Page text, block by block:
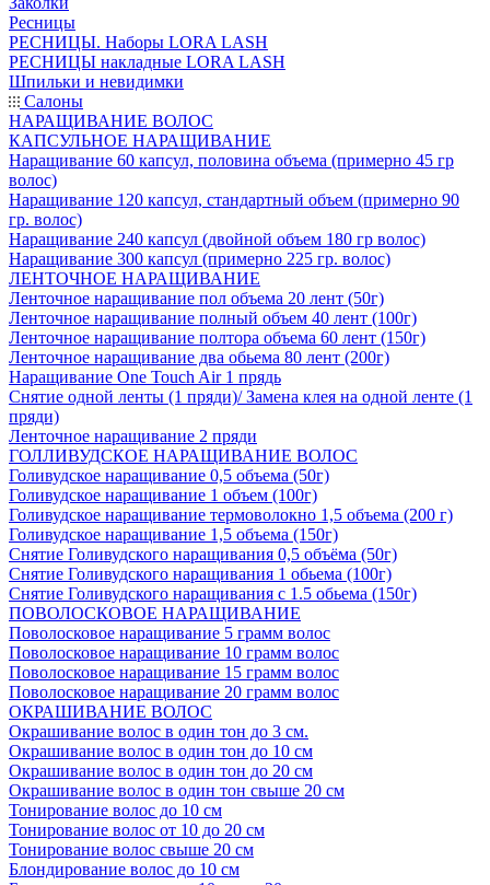
Ресницы
РЕСНИЦЫ. Наборы LORA LASH
РЕСНИЦЫ накладные LORA LASH
Шпильки и невидимки
Салоны
НАРАЩИВАНИЕ ВОЛОС
КАПСУЛЬНОЕ НАРАЩИВАНИЕ
Наращивание 60 капсул, половина объема (примерно 45 гр
волос)
Наращивание 120 капсул, стандартный объем (примерно 90
гр. волос)
Наращивание 240 капсул (двойной объем 180 гр волос)
Наращивание 300 капсул (примерно 225 гр. волос)
ЛЕНТОЧНОЕ НАРАЩИВАНИЕ
Ленточное наращивание пол объема 20 лент (50г)
Ленточное наращивание полный объем 40 лент (100г)
Ленточное наращивание полтора объема 60 лент (150г)
Ленточное наращивание два обьема 80 лент (200г)
Наращивание One Touch Air 1 прядь
Снятие одной ленты (1 пряди)/ Замена клея на одной ленте (1
пряди)
Ленточное наращивание 2 пряди
ГОЛЛИВУДСКОЕ НАРАЩИВАНИЕ ВОЛОС
Голивудское наращивание 0,5 объема (50г)
Голивудское наращивание 1 объем (100г)
Голивудское наращивание термоволокно 1,5 объема (200 г)
Голивудское наращивание 1,5 объема (150г)
Снятие Голивудского наращивания 0,5 объёма (50г)
Снятие Голивудского наращивания 1 обьема (100г)
Снятие Голивудского наращивания с 1.5 обьема (150г)
ПОВОЛОСКОВОЕ НАРАЩИВАНИЕ
Поволосковое наращивание 5 грамм волос
Поволосковое наращивание 10 грамм волос
Поволосковое наращивание 15 грамм волос
Поволосковое наращивание 20 грамм волос
ОКРАШИВАНИЕ ВОЛОС
Окрашивание волос в один тон до 3 см.
Окрашивание волос в один тон до 10 см
Окрашивание волос в один тон до 20 см
Окрашивание волос в один тон свыше 20 см
Тонирование волос до 10 см
Тонирование волос от 10 до 20 см
Тонирование волос свыше 20 см
Блондирование волос до 10 см